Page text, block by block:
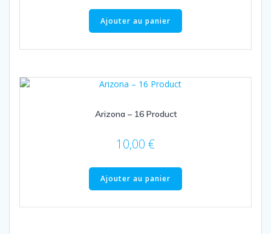
Ajouter au panier
Arizona – 16 Product
10,00 €
Ajouter au panier